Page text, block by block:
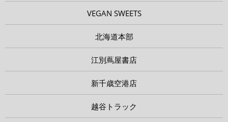
VEGAN SWEETS
北海道本部
江別蔦屋書店
新千歳空港店
越谷トラック